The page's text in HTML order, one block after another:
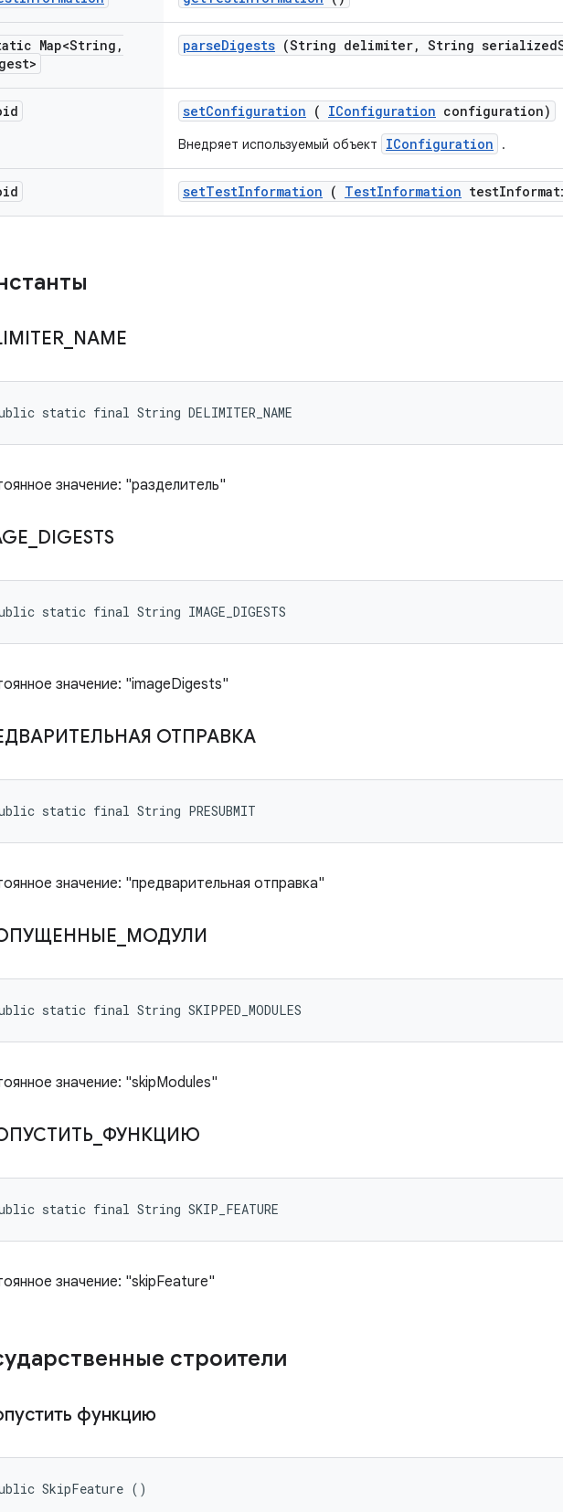
Map<String ,
parseDigests (String delimiter, String serialized
setConfiguration ( IConfiguration configuration)
Внедряет используемый объект IConfiguration .
setTestInformation ( TestInformation test
NAME
static final String DELIMITER_NAME
значение: "разделитель"
DIGESTS
static final String IMAGE_DIGESTS
значение: "imageDigests"
ОТПРАВКА
static final String PRESUBMIT
значение: "предварительная отправка"
МОДУЛИ
static final String SKIPPED_MODULES
значение: "skipModules"
ФУНКЦИЮ
static final String SKIP_FEATURE
значение: "skipFeature"
строители
функцию
SkipFeature ()